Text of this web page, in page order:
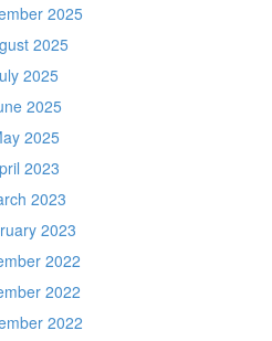
2025
2025
2025
2025
2025
2023
2023
2023
2022
2022
2022